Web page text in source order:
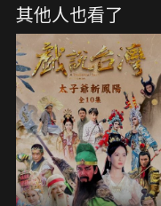
其他人也看了